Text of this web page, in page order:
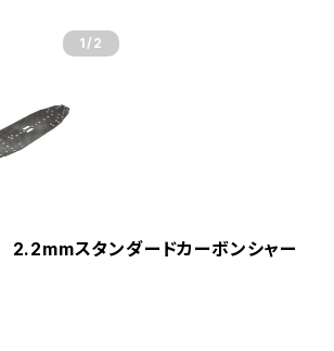
1 /2
スタンダードカーボンシャー